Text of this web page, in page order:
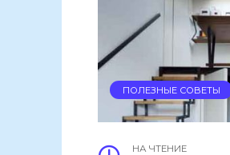
ПОЛЕЗНЫЕ СОВЕТЫ
НА ЧТЕНИЕ